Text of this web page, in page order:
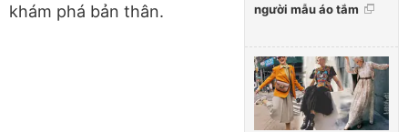
người mẫu áo tắm
khám phá bản thân.